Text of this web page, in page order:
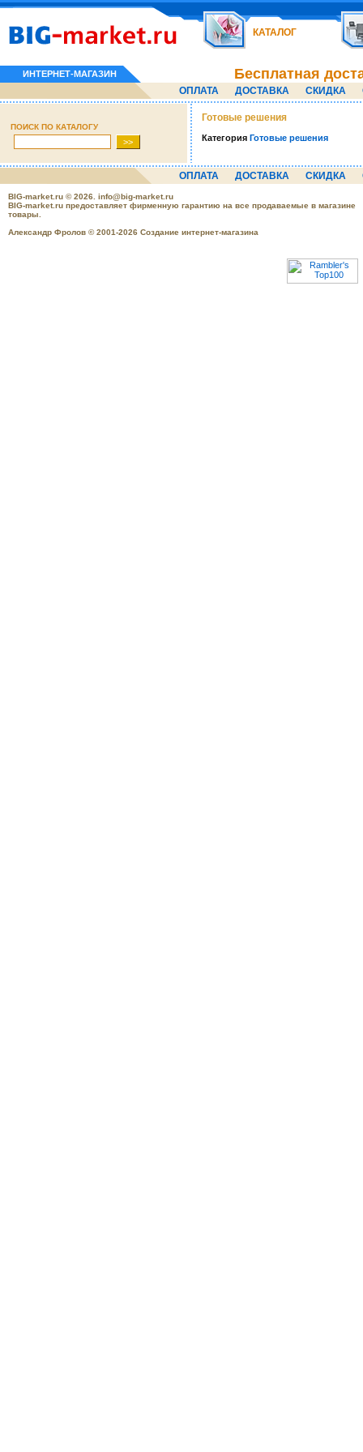
КАТАЛОГ
ИНТЕРНЕТ-МАГАЗИН Бесплатная
ОПЛАТА ДОСТАВКА СКИДКА
ПОИСК ПО КАТАЛОГУ
Готовые решения
Категория Готовые решения
ОПЛАТА ДОСТАВКА СКИДКА
BIG-market.ru © 2026. info@big-market.ru
BIG-market.ru предоставляет фирменную гарантию на все продаваемые в магазине
товары.
Александр Фролов © 2001-2026 Создание интернет-магазина